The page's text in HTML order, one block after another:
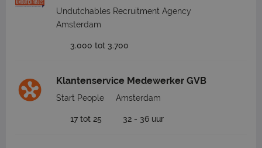
Undutchables Recruitment Agency
Amsterdam
3.000 tot 3.700
Klantenservice Medewerker GVB
Start People Amsterdam
17 tot 25 32 - 36 uur